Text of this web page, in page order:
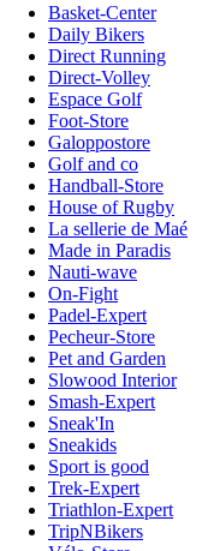
Basket-Center
Daily Bikers
Direct Running
Direct-Volley
Espace Golf
Foot-Store
Galoppostore
Golf and co
Handball-Store
House of Rugby
La sellerie de Maé
Made in Paradis
Nauti-wave
On-Fight
Padel-Expert
Pecheur-Store
Pet and Garden
Slowood Interior
Smash-Expert
Sneak'In
Sneakids
Sport is good
Trek-Expert
Triathlon-Expert
TripNBikers